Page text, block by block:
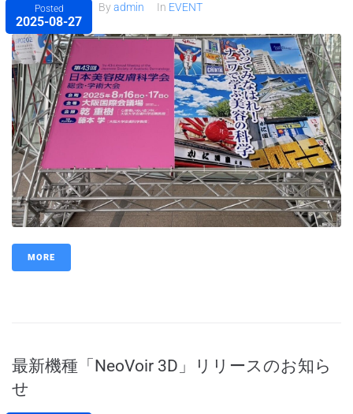
Byadmin In EVENT
Posted
2025-08-27
MORE
最新機種「NeoVoir 3D」リリースのお知ら
せ